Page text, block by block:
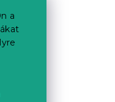
a